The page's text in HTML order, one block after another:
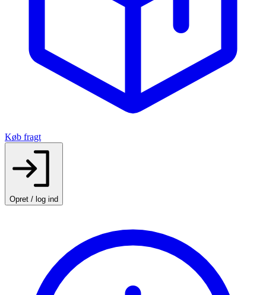
Køb fragt
Opret / log ind